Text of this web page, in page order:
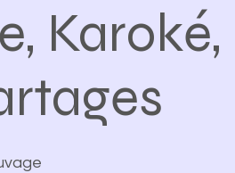
Karoké,